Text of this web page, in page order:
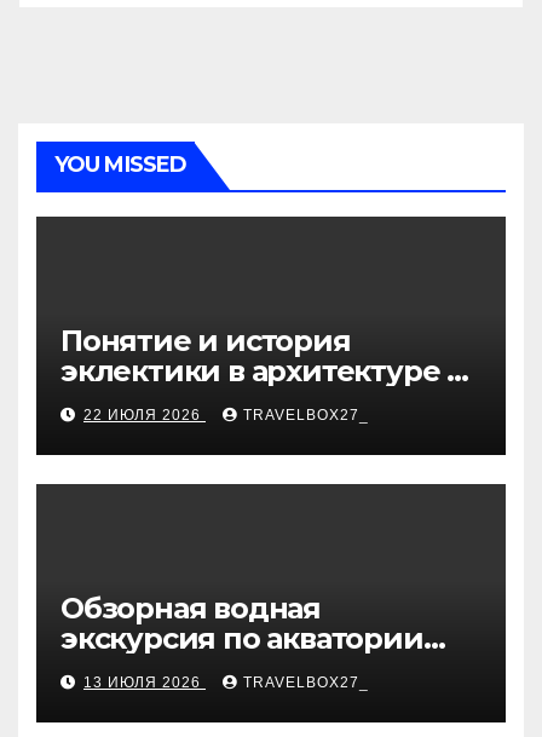
YOU MISSED
Понятие и история
эклектики в архитектуре и
дизайне интерьеров
22 ИЮЛЯ 2026 TRAVELBOX27_
Обзорная водная
экскурсия по акватории
бухты Песчаная
13 ИЮЛЯ 2026 TRAVELBOX27_